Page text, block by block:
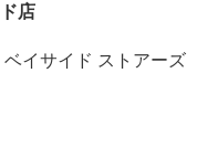
店
イサイド ストアーズ